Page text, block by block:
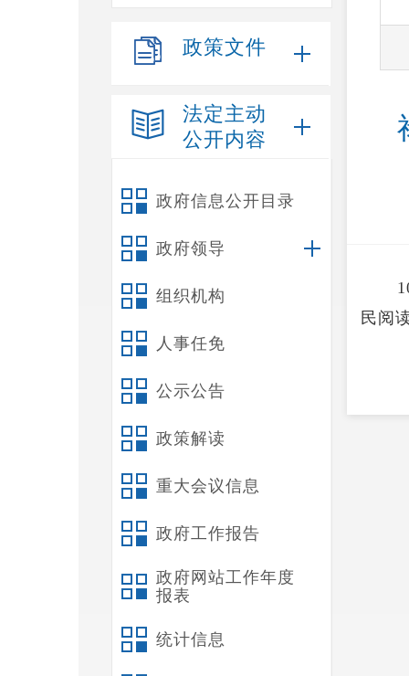
政策文件
法定主动
公开内容
政府信息公开目录
政府领导
组织机构
人事任免
公示公告
政策解读
重大会议信息
政府工作报告
政府网站工作年度
报表
统计信息
民阅